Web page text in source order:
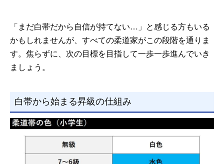
「まだ白帯だから自信が持てない…」と感じる方もいる
かもしれませんが、すべての柔道家がこの段階を通りま
す。焦らずに、次の目標を目指して一歩一歩進んでいき
ましょう。
白帯から始まる昇級の仕組み